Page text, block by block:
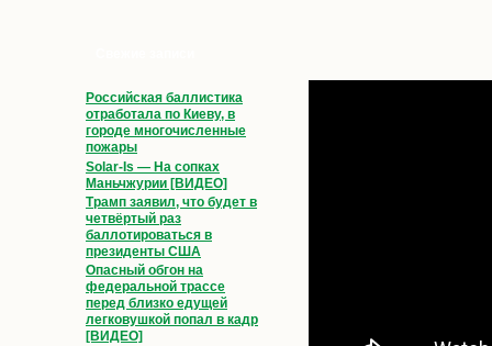
Российская баллистика
отработала по Киеву, в
городе многочисленные
пожары
Solar-Is — На сопках
Маньчжурии [ВИДЕО]
Трамп заявил, что будет в
четвёртый раз
баллотироваться в
президенты США
Опасный обгон на
федеральной трассе
перед близко едущей
легковушкой попал в кадр
[ВИДЕО]